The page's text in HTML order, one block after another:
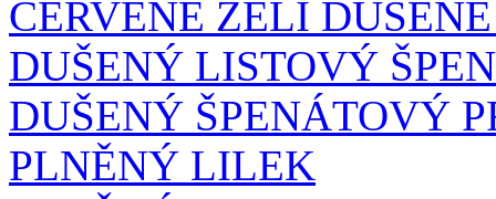
ČERVENÉ ZELÍ
DUŠENÝ LISTOVÝ
DUŠENÝ ŠPENÁTOVÝ
PLNĚNÝ LILEK